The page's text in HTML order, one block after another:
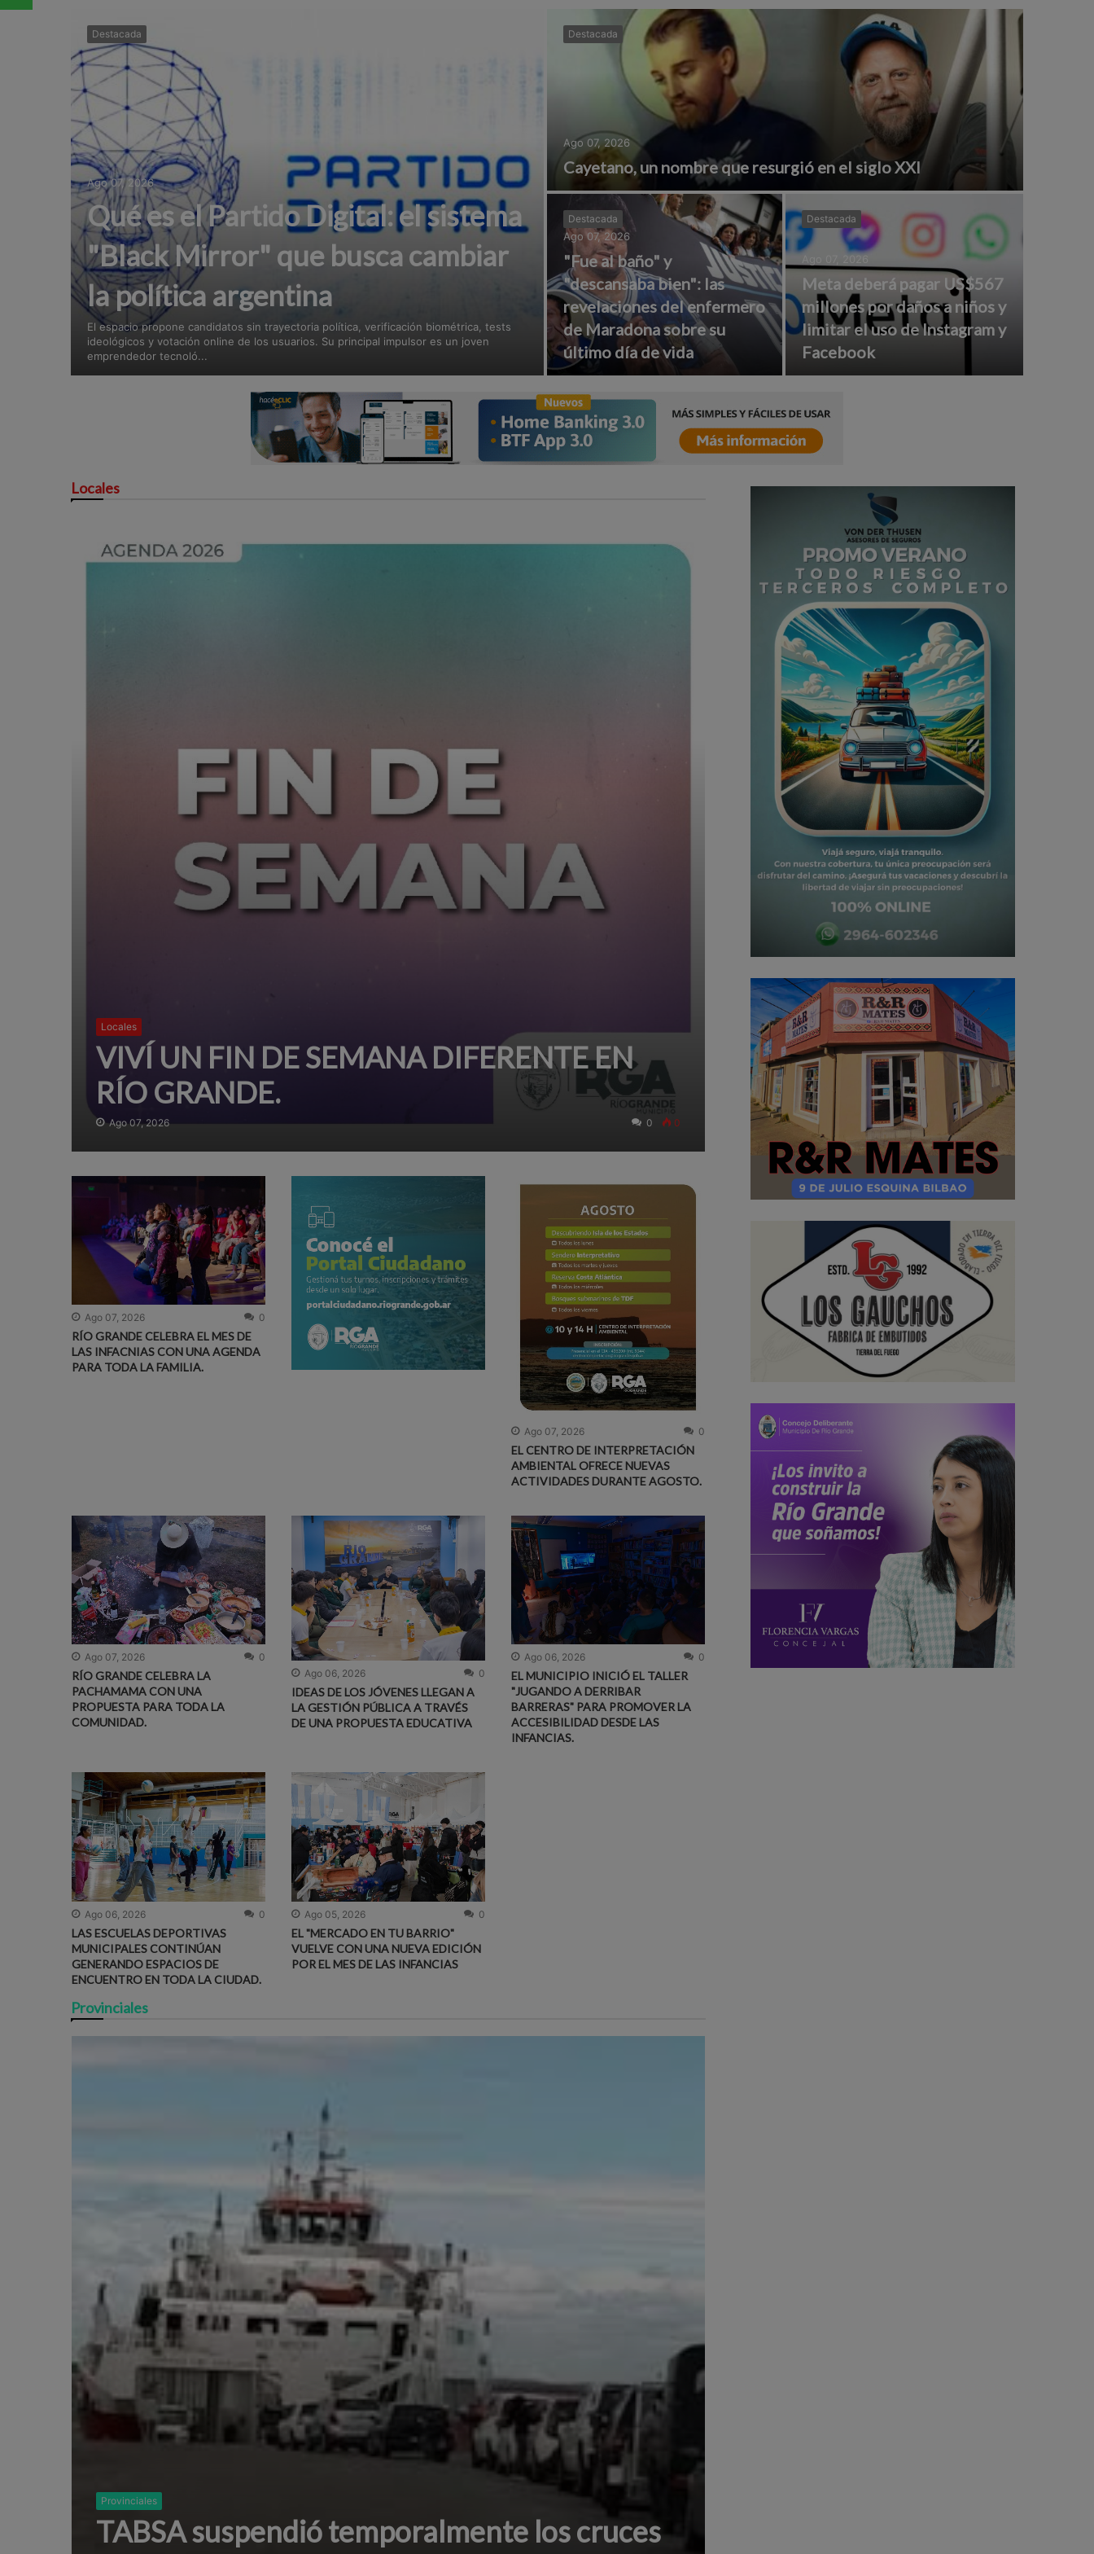
Destacada
Ago 07, 2026
Qué es el Partido Digital: el sistema
"Black Mirror" que busca cambiar
la política argentina
El espacio propone candidatos sin trayectoria política, verificación biométrica, tests
ideológicos y votación online de los usuarios. Su principal impulsor es un joven
emprendedor tecnoló...
Destacada
Ago 07, 2026
Cayetano, un nombre que resurgió en el siglo XXI
Destacada
Ago 07, 2026
"Fue al baño" y
"descansaba bien": las
revelaciones del enfermero
de Maradona sobre su
último día de vida
Destacada
Ago 07, 2026
Meta deberá pagar US$567
millones por daños a niños y
limitar el uso de Instagram y
Facebook
Locales
Locales
VIVÍ UN FIN DE SEMANA DIFERENTE EN
RÍO GRANDE.
Ago 07, 2026 0 0
Ago 07, 2026 0
RÍO GRANDE CELEBRA EL MES DE
LAS INFACNIAS CON UNA AGENDA
PARA TODA LA FAMILIA.
Ago 07, 2026 0
EL CENTRO DE INTERPRETACIÓN
AMBIENTAL OFRECE NUEVAS
ACTIVIDADES DURANTE AGOSTO.
Ago 07, 2026 0
RÍO GRANDE CELEBRA LA
PACHAMAMA CON UNA
PROPUESTA PARA TODA LA
COMUNIDAD.
Ago 06, 2026 0
IDEAS DE LOS JÓVENES LLEGAN A
LA GESTIÓN PÚBLICA A TRAVÉS
DE UNA PROPUESTA EDUCATIVA
Ago 06, 2026 0
EL MUNICIPIO INICIÓ EL TALLER
"JUGANDO A DERRIBAR
BARRERAS" PARA PROMOVER LA
ACCESIBILIDAD DESDE LAS
INFANCIAS.
Ago 06, 2026 0
LAS ESCUELAS DEPORTIVAS
MUNICIPALES CONTINÚAN
GENERANDO ESPACIOS DE
ENCUENTRO EN TODA LA CIUDAD.
Ago 05, 2026 0
EL "MERCADO EN TU BARRIO"
VUELVE CON UNA NUEVA EDICIÓN
POR EL MES DE LAS INFANCIAS
Provinciales
Provinciales
TABSA suspendió temporalmente los cruces